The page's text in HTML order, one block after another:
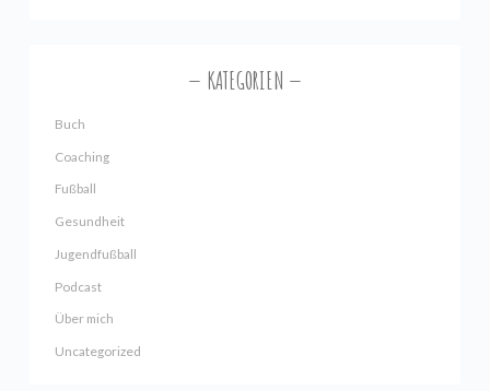
KATEGORIEN
Buch
Coaching
Fußball
Gesundheit
Jugendfußball
Podcast
Über mich
Uncategorized